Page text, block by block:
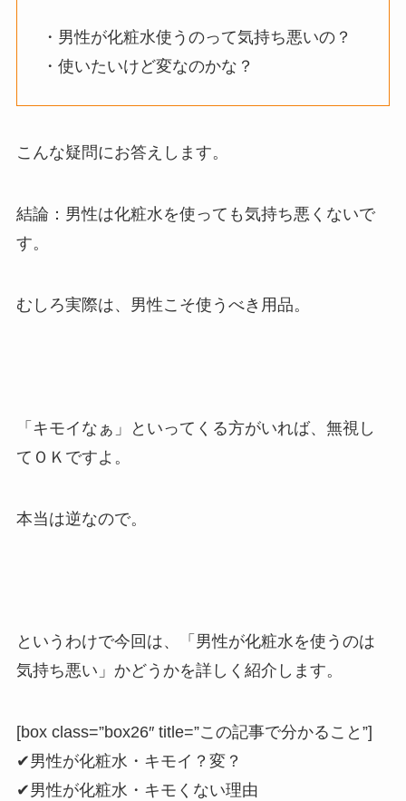
・男性が化粧水使うのって気持ち悪いの？
・使いたいけど変なのかな？
こんな疑問にお答えします。
結論：男性は化粧水を使っても気持ち悪くないで
す。
むしろ実際は、男性こそ使うべき用品。
「キモイなぁ」といってくる方がいれば、無視し
てＯＫですよ。
本当は逆なので。
というわけで今回は、
「男性が化粧水を使うのは
気持ち悪い」 かどうかを詳しく紹介します。
[box class=”box26″ title=”この記事で分かること”]
✔男性が化粧水・キモイ？変？
✔男性が化粧水・キモくない理由